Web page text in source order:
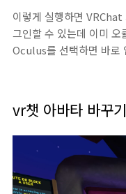
이렇게 실행하면
그인할 수 있는데 이미 오
Oculus를 선택하면 바로
vr챗 아바타 바꾸기